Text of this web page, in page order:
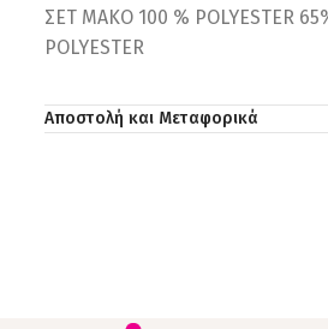
ΣΕΤ ΜΑΚΟ 100 % POLYESTER
POLYESTER
Αποστολή και Μεταφορικά